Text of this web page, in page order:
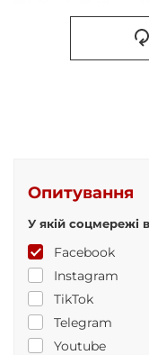
Опитування
У якій соцмережі
Facebook
Instagram
TikTok
Telegram
Youtube